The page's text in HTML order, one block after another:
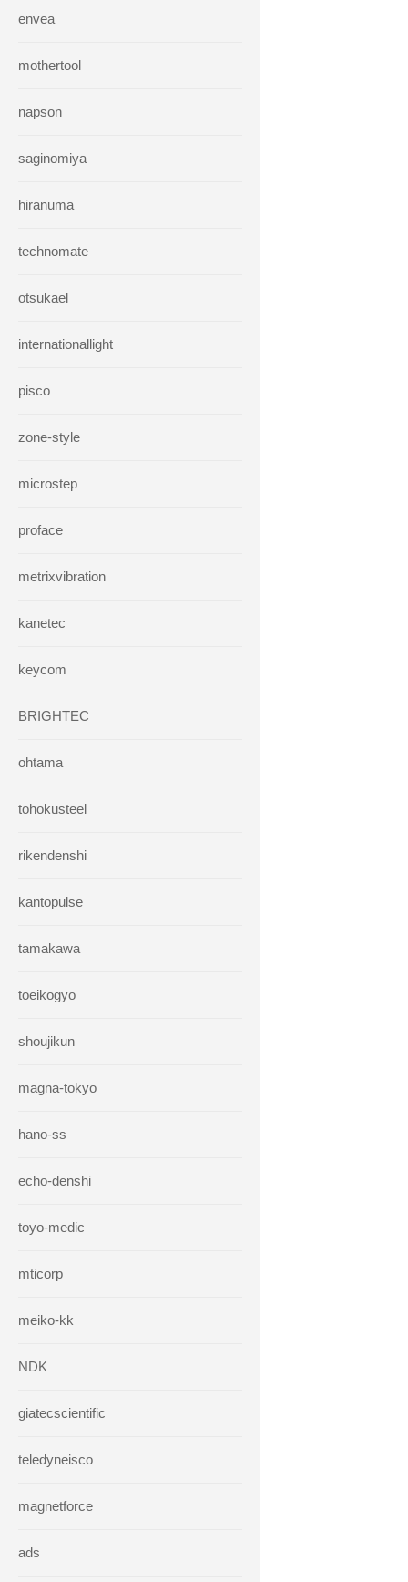
envea
mothertool
napson
saginomiya
hiranuma
technomate
otsukael
internationallight
pisco
zone-style
microstep
proface
metrixvibration
kanetec
keycom
BRIGHTEC
ohtama
tohokusteel
rikendenshi
kantopulse
tamakawa
toeikogyo
shoujikun
magna-tokyo
hano-ss
echo-denshi
toyo-medic
mticorp
meiko-kk
NDK
giatecscientific
teledyneisco
magnetforce
ads